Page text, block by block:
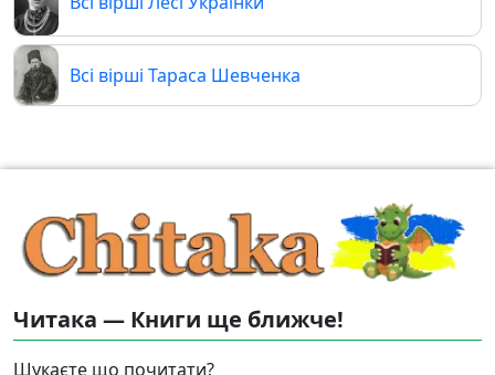
Всі вірші Тараса Шевченка
Читака — Книги ще ближче!
Шукаєте що почитати?